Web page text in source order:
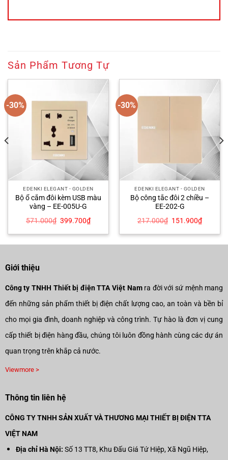
Sản Phẩm Tương Tự
-30%
EDENKI ELEGANT - GOLDEN
Bộ ổ cắm đôi kèm USB màu
vàng – EE-005U-G
571.000₫ Giá
là:
399.700₫Giá
hiện
tại
399.700₫.
-30%
EDENKI ELEGANT - GOLDEN
Bộ công tắc đôi 2 chiều –
EE-202-G
217.000₫ Giá
là:
151.900₫Giá
hiện
tại
Giới thiệu
Công ty TNHH Thiết bị điện TTA Việt Namra đời với sứ mệnh mang
đến những sản phẩm thiết bị điện chất lượng cao, an toàn và bền bỉ
cho mọi gia đình, doanh nghiệp và công trình. Tự hào là đơn vị cung
cấp thiết bị điện hàng đầu, chúng tôi luôn đồng hành cùng các dự án
quan trọng trên khắp cả nước.
Viewmore >
Thông tin liên hệ
CÔNG TY TNHH SẢN XUẤT VÀ THƯƠNG MẠI THIẾT BỊ ĐIỆN TTA
VIỆT NAM
Địa chỉ Hà Nội: Số 13 TT8, Khu Đấu Giá Tứ Hiệp, Xã Ngũ Hiệp,